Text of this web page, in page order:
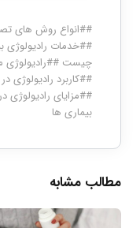
##انواع روش های
##خدمات رادیولوژی
چیست ##رادیولوژی
##کاربرد رادیولوژی
##مزایای رادیولوژی
بیماری ها
مطالب مشابه